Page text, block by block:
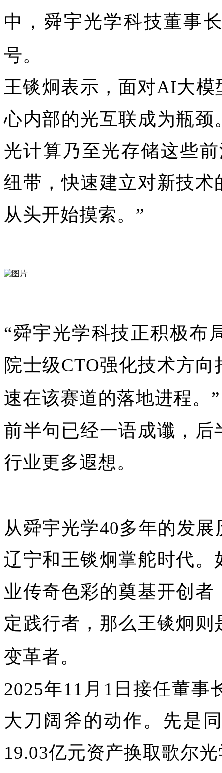
中，舜宇光学科技董事
号。
王锬炯表示，面对AI大
心内部的光互联成为瓶
光计算乃至光存储这些
纽带，快速建立对新技
从头开始摸索。”
“舜宇光学科技正积极布
院士级CTO强化技术方
速在该赛道的落地进程。”
前半句已经一语成谶，
行业更多遐想。
从舜宇光学40多年的发
辽宁和王锬炯掌舵时代
业传奇色彩的奠基开创
定践行者，那么王锬炯
变革者。
2025年11月1日接任董
大刀阔斧的动作。先是
19.03亿元资产换取歌尔